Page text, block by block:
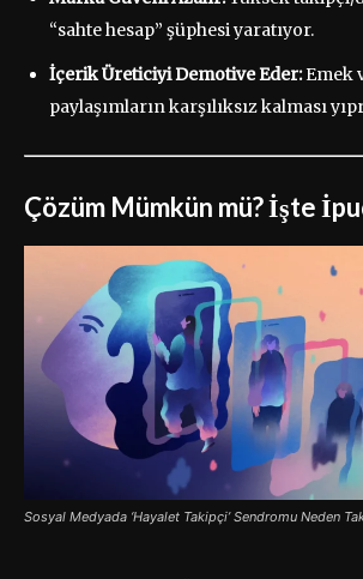
“sahte hesap” şüphesi yaratıyor.
İçerik Üreticiyi Demotive Eder:Emek
paylaşımların karşılıksız kalması
Çözüm Mümkün mü? İşte
Sosyal Medyada ‘Hayalet Takipçi’ Sendromu Neden